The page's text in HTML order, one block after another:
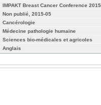
IMPAKT Breast Cancer Conference
Non publié, 2015-05
Cancérologie
Médecine pathologie humaine
Sciences bio-médicales et agricoles
Anglais